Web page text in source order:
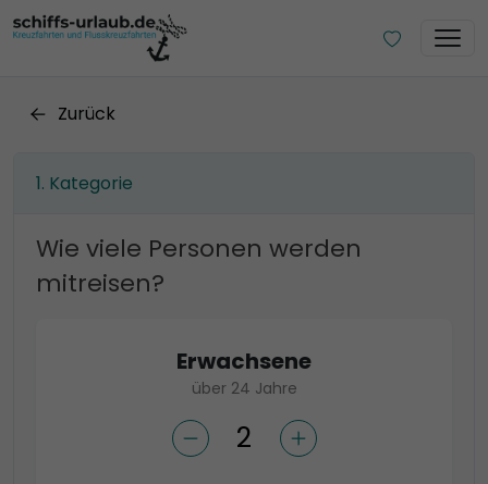
Zurück
Kategorie
Wie viele Personen werden
mitreisen?
Erwachsene
über 24 Jahre